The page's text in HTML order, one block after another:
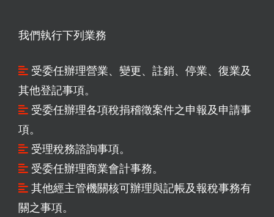
我們執行下列業務
受委任辦理營業、變更、註銷、停業、復業及
其他登記事項。
受委任辦理各項稅捐稽徵案件之申報及申請事
項。
受理稅務諮詢事項。
受委任辦理商業會計事務。
其他經主管機關核可辦理與記帳及報稅事務有
關之事項。